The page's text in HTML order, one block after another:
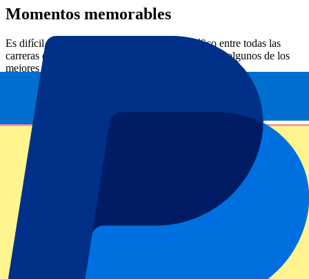
Momentos memorables
Es difícil elegir un
específico entre todas las
carreras de F1 en 2024. Por eso, hemos recopilado algunos de los
mejores momentos. Son los siguientes:
Primera victoria de Norris
: El piloto de McLaren logró ganar el
Gran Premio de Miami
, la primera victoria de un GP de su carrera.
Todo un hito que puso fin a su récord de ser el piloto con más
podios sin victoria.
El regreso de Ferrari : Ferrari volvió a lo grande con un 1-2 en
Australia
, liderado por un Carlos Sainz ya recuperado. Tras una
seria operación, su triunfo marcó la primera victoria doble para la
Scuderia desde 2022 y confirmó su vuelta a los primeros puestos.
Max, campeón
: Max Verstappen hizo historia al ganar su cuarto
campeonato del mundo consecutivo en el
Vegas
. Por eso, ahora forma parte de la ilustre lista de pilotos de
Fórmula 1 con un mínimo de cuatro títulos. Otros que también lo
lograron son: Schumacher, Hamilton, Fangio, Prost y Vettel.